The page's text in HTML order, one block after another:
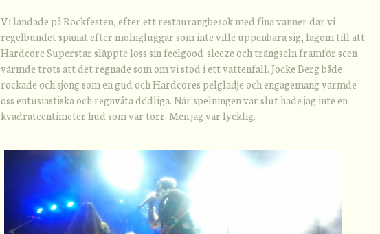
Vi landade på Rockfesten, efter ett restaurangbesök med fina vänner där vi
regelbundet spanat efter molngluggar som inte ville uppenbara sig, lagom till att
Hardcore Superstar släppte loss sin feelgood-sleeze och trängseln framför scen
värmde trots att det regnade som om vi stod i ett vattenfall. Jocke Berg både
rockade och sjöng som en gud och Hardcores pelglädje och engagemang värmde
oss entusiastiska och regnvåta dödliga. När spelningen var slut hade jag inte en
kvadratcentimeter hud som var torr. Men jag var lycklig.